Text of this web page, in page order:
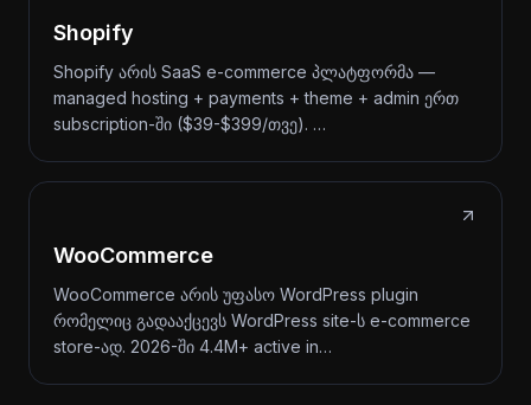
Shopify
Shopify არის SaaS e-commerce პლატფორმა —
managed hosting + payments + theme + admin ერთ
subscription-ში ($39-$399/თვე). …
WooCommerce
WooCommerce არის უფასო WordPress plugin
რომელიც გადააქცევს WordPress site-ს e-commerce
store-ად. 2026-ში 4.4M+ active in…